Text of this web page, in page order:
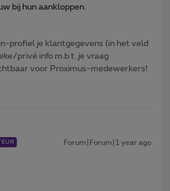
bij hun aankloppen.
profiel je klantgegevens (in het veld
privé info m.b.t. je vraag
voor Proximus-medewerkers!
Forum|Forum|1 year ago